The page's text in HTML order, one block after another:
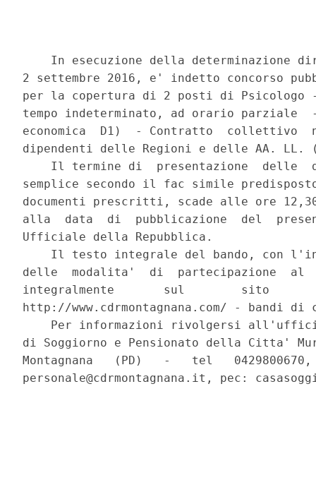
In esecuzione della determinazione
2 settembre 2016, e' indetto concorso
per la copertura di 2 posti di Psicologo
tempo indeterminato, ad orario parziale
economica  D1)  - Contratto  collettivo
dipendenti delle Regioni e delle AA. LL.
Il termine di  presentazione  delle
semplice secondo il fac simile
documenti prescritti, scade alle ore
alla  data  di  pubblicazione  del
Ufficiale della Repubblica.
Il testo integrale del bando, con
delle  modalita'  di  partecipazione  al
integralmente       sul        sito
http://www.cdrmontagnana.com/ - bandi di
Per informazioni rivolgersi
di Soggiorno e Pensionato della Citta'
Montagnana   (PD)   -   tel
personale@cdrmontagnana.it, pec: